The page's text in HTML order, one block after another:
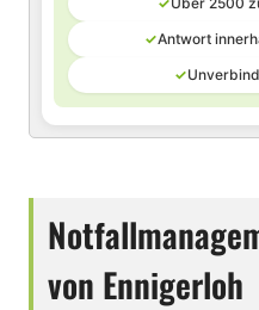
✓Antwort
✓
von Ennigerloh